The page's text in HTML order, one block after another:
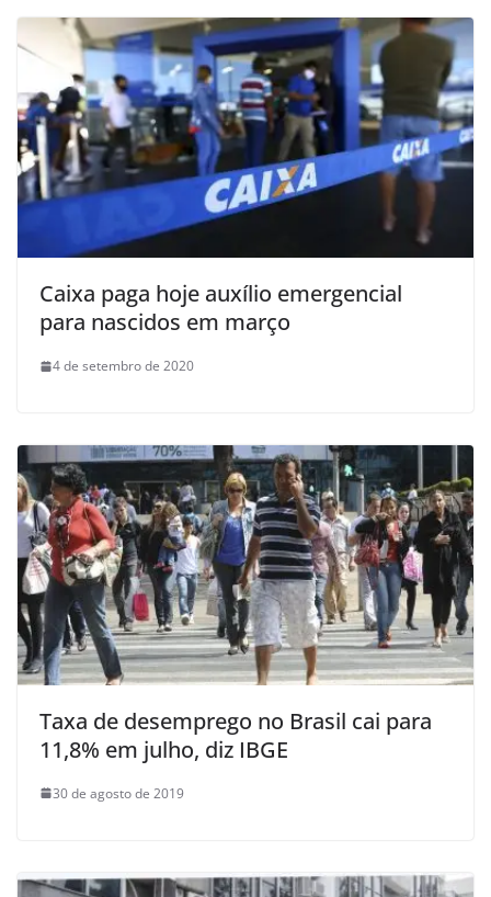
Caixa paga hoje auxílio emergencial
para nascidos em março
4 de setembro de 2020
Taxa de desemprego no Brasil cai para
11,8% em julho, diz IBGE
30 de agosto de 2019